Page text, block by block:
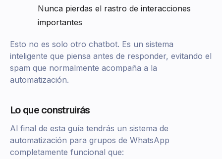
Nunca pierdas el rastro de interacciones
importantes
Esto no es solo otro chatbot. Es un sistema
inteligente que piensa antes de responder, evitando el
spam que normalmente acompaña a la
automatización.
Lo que construirás
Al final de esta guía tendrás un sistema de
automatización para grupos de WhatsApp
completamente funcional que: